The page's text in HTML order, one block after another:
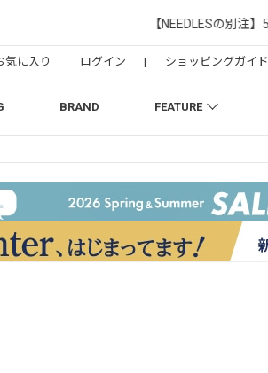
の別注】50周年 H.D. Track Pant
BRAND FEATURE
気に入り ログイン | ショッピングガイド